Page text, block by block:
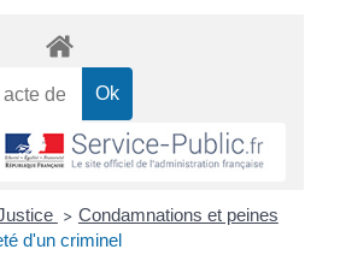
> Condamnations et peines
d'un criminel